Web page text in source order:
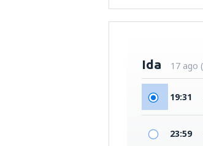
Ida 17 ago
19:31
23:59